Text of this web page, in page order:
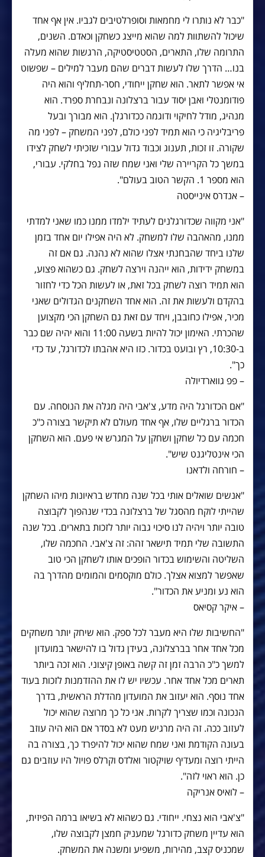
"כבר לא נותרו לי מחמאות וסופרלטיבים לגביו. אין אף אחד
שיכול להשתוות למה שהוא מייצג כשחקן וכאדם. השנים,
התרומה שלו, התארים, הסטטיסטיקה, הרגשות שהוא מעלה
בנו… הדרך שלו לעשות דברים שהם מעבר למילים – שפשוט
אי אפשר לתאר. הוא שחקן ייחודי, חסר-תחליף והוא היה
פודומנטלי ואבן יסוד עבור ברצלונה ונבחרת ספרד. הוא
מנהיג, מודל לחיקוי ודוגמה ככדורגלן. הוא מבורך ובעל
פריבליגיה כי הוא תמיד לפני כולם, לפני המשחק – לפני מה
שקורה. זו זכות, תענוג וכבוד גדול עבורי שזכיתי לשחק לצידו
במשך כל הקריירה שלי ואני שמח שזה נפל בחלקי. עבורי,
הוא מספר 1. הקשר הטוב בעולם".
– אנדרס אינייסטה
"אני מקווה שכדורגלנים לעתיד ילמדו ממנו כמו שאני למדתי
ממנו, מהאהבה שלו למשחק. לא היה אפילו יום אחד בזמן
שלנו ביחד שהבחנתי אצלו שהוא לא נהנה. גם אם זה
במשחק ידידות, הוא ייהנה וירצה לשחק. גם כשהוא פצוע,
הוא תמיד רוצה לשחק בכל זאת, או לעשות הכל כדי לחזור
בהקדם ולעשות את זה. הוא אחד השחקנים הגדולים שאני
מכיר, אפילו כחובבן, ויחד עם זאת גם השחקן הכי מקצוען
שהכרתי. האימון יכול להיות בשעה 11:00 והוא יהיה שם כבר
ב-10:30, רץ ובועט בכדור. כזו היא אהבתו לכדורגל, עד כדי
כך".
– פפ גווארדיולה
"אם הכדורגל היה מדע, צ'אבי היה מגלה את הנוסחה. עם
הכדור ברגליים שלו, אף אחד מעולם לא תיקשר בצורה כ"כ
חכמה עם כל שחקן ושחקן על המגרש אי פעם. הוא השחקן
הכי אינטליגנט שיש".
– חורחה ולדאנו
"אנשים שואלים אותי בכל שנה מחדש בראיונות מיהו השחקן
שהייתי לוקח מהסגל של ברצלונה בכדי שנהפוך לקבוצה
טובה יותר ויהיה לנו סיכוי גבוה יותר לזכות בתארים. בכל שנה
התשובה שלי תמיד תישאר זהה: זה צ'אבי. החכמה שלו,
השליטה והשימוש בכדור הופכים אותו לשחקן הכי טוב
שאפשר למצוא אצלך. כולם מוקסמים והמומים מהדרך בה
הוא נע ומניע את הכדור".
– איקר קסיאס
"החשיבות שלו היא מעבר לכל ספק. הוא שיחק יותר משחקים
מכל אחד אחר בברצלונה, בעידן גדול בו להישאר במועדון
למשך כ"כ הרבה זמן זה קשה באופן קיצוני. הוא זכה ביותר
תארים מכל אחד אחר. עכשיו יש לו את ההזדמנות לזכות בעוד
אחד נוסף. הוא יעזוב את המועדון מהדלת הראשית, בדרך
הנכונה וכמו שצריך לקרות. אני כל כך מרוצה שהוא יכול
לעזוב ככה. זה היה מרגיש מעט לא בסדר אם הוא היה עוזב
בעונה הקודמת ואני שמח שהוא יכול להיפרד כך, בצורה בה
הייתי רוצה ומעדיף שויקטור ואלדס וקרלס פויול היו עוזבים גם
כן. הוא ראוי לזה".
– לואיס אנריקה
"צ'אבי הוא נצחי. ייחודי. גם כשהוא לא בשיאו ברמה הפיזית,
הוא עדיין משחק כדורגל שמעניק חמצן לקבוצה שלו,
שמכניס קצב, מהירות, משפיע ומשנה את המשחק.